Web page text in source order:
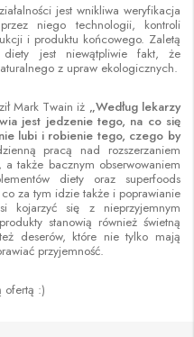
jest wnikliwa weryfikacja
niego technologii, kontroli
i produktu końcowego. Zaletą
diety jest niewątpliwie fakt, że
z upraw ekologicznych.
Mark Twain iż „Według lekarzy
jest jedzenie tego, na co się
lubi i robienie tego, czego by
pracą nad rozszerzaniem
także bacznym obserwowaniem
diety oraz superfoods
za tym idzie także i poprawianie
kojarzyć się z nieprzyjemnym
stanowią również świetną
deserów, które nie tylko mają
przyjemność.
ofertą :)